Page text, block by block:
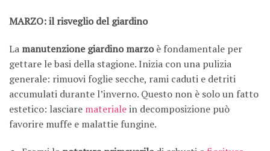
MARZO: il risveglio del giardino
La manutenzione giardino marzoè fondamentale per
gettare le basi della stagione. Inizia con una pulizia
generale: rimuovi foglie secche, rami caduti e detriti
accumulati durante l’inverno. Questo non è solo un fatto
estetico: lasciare materialein decomposizione può
favorire muffe e malattie fungine.